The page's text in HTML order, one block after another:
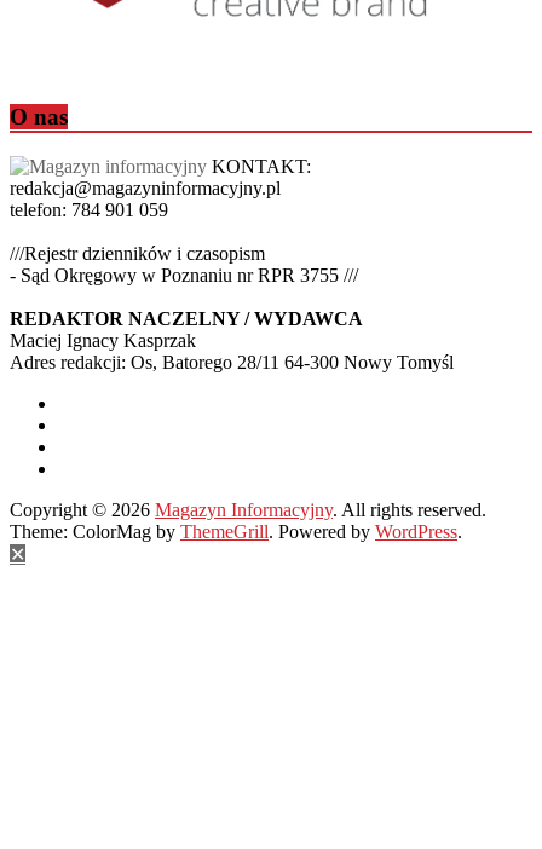
O nas
KONTAKT:
redakcja@magazyninformacyjny.pl
telefon: 784 901 059
///Rejestr dzienników i czasopism
- Sąd Okręgowy w Poznaniu nr RPR 3755 ///
REDAKTOR NACZELNY / WYDAWCA
Maciej Ignacy Kasprzak
Adres redakcji: Os, Batorego 28/11 64-300 Nowy Tomyśl
Copyright © 2026 Magazyn Informacyjny. All rights reserved.
Theme: ColorMag by ThemeGrill. Powered by WordPress.
✕